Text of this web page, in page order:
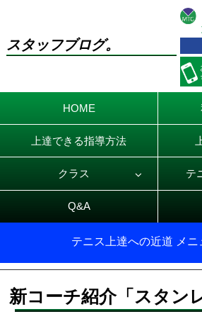
スタッフブログ。
HOME
上達できる指導方法
クラス テ
Q&A
テニス上達への近道 メニ
新コーチ紹介「スタン